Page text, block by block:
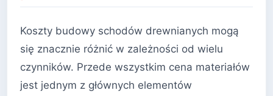
Koszty budowy schodów drewnianych mogą
się znacznie różnić w zależności od wielu
czynników. Przede wszystkim cena materiałów
jest jednym z głównych elementów